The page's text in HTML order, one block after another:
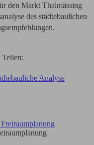
den Markt Thalmässing
des städtebaulichen
Analyse